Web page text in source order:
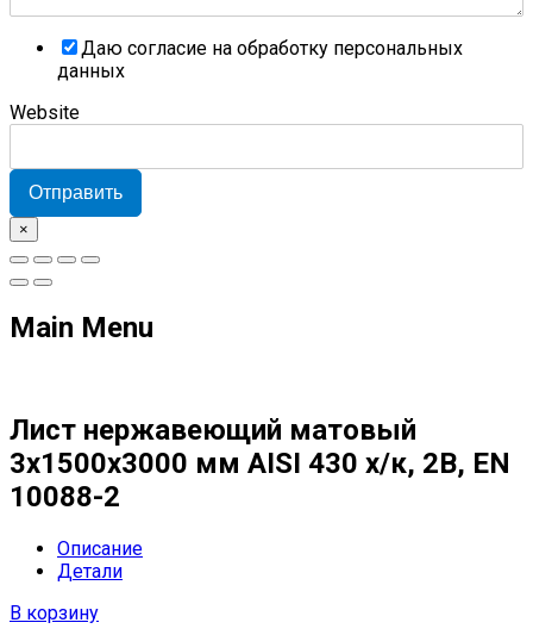
Даю согласие на обработку персональных
данных
Website
Отправить
×
Main Menu
Лист нержавеющий матовый
3х1500х3000 мм AISI 430 х/к, 2B, EN
10088-2
Описание
Детали
В корзину